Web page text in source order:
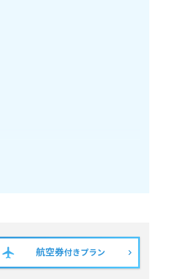
航空券付きプラン